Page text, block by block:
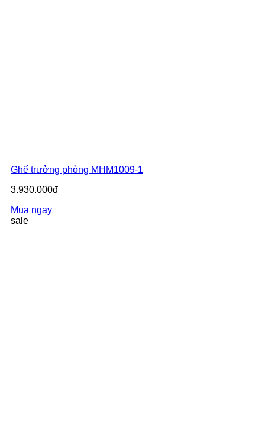
Ghế trưởng phòng MHM1009-1
3.930.000đ
Mua ngay
sale